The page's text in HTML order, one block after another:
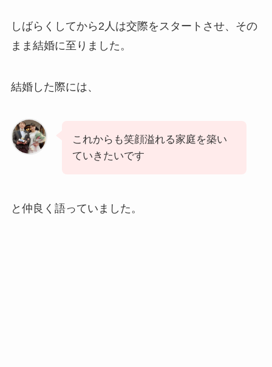
しばらくしてから2人は交際をスタートさせ、その
まま結婚に至りました。
結婚した際には、
これからも笑顔溢れる家庭を築い
ていきたいです
と仲良く語っていました。